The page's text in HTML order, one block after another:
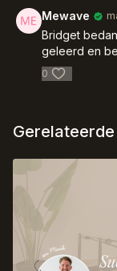
Mewave
Bridget
geleerd en
0